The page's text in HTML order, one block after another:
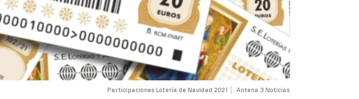
Participaciones Lotería de Navidad 2021 Antena 3 Noticias